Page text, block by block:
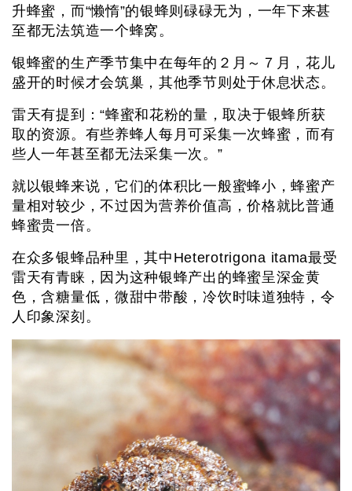
升蜂蜜，而“懒惰”的银蜂则碌碌无为，一年下来甚
至都无法筑造一个蜂窝。
银蜂蜜的生产季节集中在每年的２月～７月，花儿
盛开的时候才会筑巢，其他季节则处于休息状态。
雷天有提到：“蜂蜜和花粉的量，取决于银蜂所获
取的资源。有些养蜂人每月可采集一次蜂蜜，而有
些人一年甚至都无法采集一次。”
就以银蜂来说，它们的体积比一般蜜蜂小，蜂蜜产
量相对较少，不过因为营养价值高，价格就比普通
蜂蜜贵一倍。
在众多银蜂品种里，其中Heterotrigona itama最受
雷天有青睐，因为这种银蜂产出的蜂蜜呈深金黄
色，含糖量低，微甜中带酸，冷饮时味道独特，令
人印象深刻。